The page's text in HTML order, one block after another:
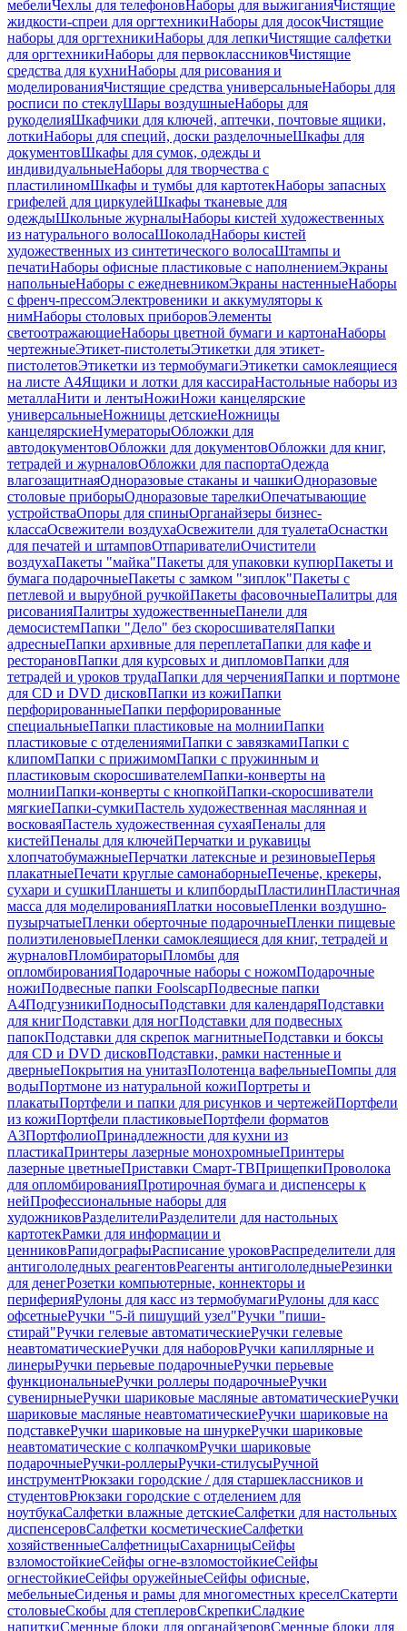
мебелиЧехлы для телефоновНаборы для выжиганияЧистящие
жидкости-спреи для оргтехникиНаборы для досокЧистящие
наборы для оргтехникиНаборы для лепкиЧистящие салфетки
для оргтехникиНаборы для первоклассниковЧистящие
средства для кухниНаборы для рисования и
моделированияЧистящие средства универсальныеНаборы для
росписи по стеклуШары воздушныеНаборы для
рукоделияШкафчики для ключей, аптечки, почтовые ящики,
лоткиНаборы для специй, доски разделочныеШкафы для
документовШкафы для сумок, одежды и
индивидуальныеНаборы для творчества с
пластилиномШкафы и тумбы для картотекНаборы запасных
грифелей для циркулейШкафы тканевые для
одеждыШкольные журналыНаборы кистей художественных
из натурального волосаШоколадНаборы кистей
художественных из синтетического волосаШтампы и
печатиНаборы офисные пластиковые с наполнениемЭкраны
напольныеНаборы с ежедневникомЭкраны настенныеНаборы
с френч-прессомЭлектровеники и аккумуляторы к
нимНаборы столовых приборовЭлементы
светоотражающиеНаборы цветной бумаги и картонаНаборы
чертежныеЭтикет-пистолетыЭтикетки для этикет-
пистолетовЭтикетки из термобумагиЭтикетки самоклеящиеся
на листе А4Ящики и лотки для кассираНастольные наборы из
металлаНити и лентыНожиНожи канцелярские
универсальныеНожницы детскиеНожницы
канцелярскиеНумераторыОбложки для
автодокументовОбложки для документовОбложки для книг,
тетрадей и журналовОбложки для паспортаОдежда
влагозащитнаяОдноразовые стаканы и чашкиОдноразовые
столовые приборыОдноразовые тарелкиОпечатывающие
устройстваОпоры для спиныОрганайзеры бизнес-
классаОсвежители воздухаОсвежители для туалетаОснастки
для печатей и штамповОтпаривателиОчистители
воздухаПакеты "майка"Пакеты для упаковки купюрПакеты и
бумага подарочныеПакеты с замком "зиплок"Пакеты с
петлевой и вырубной ручкойПакеты фасовочныеПалитры для
рисованияПалитры художественныеПанели для
демосистемПапки "Дело" без скоросшивателяПапки
адресныеПапки архивные для переплетаПапки для кафе и
ресторановПапки для курсовых и дипломовПапки для
тетрадей и уроков трудаПапки для черченияПапки и портмоне
для CD и DVD дисковПапки из кожиПапки
перфорированныеПапки перфорированные
специальныеПапки пластиковые на молнииПапки
пластиковые с отделениямиПапки с завязкамиПапки с
клипомПапки с прижимомПапки с пружинным и
пластиковым скоросшивателемПапки-конверты на
молнииПапки-конверты с кнопкойПапки-скоросшиватели
мягкиеПапки-сумкиПастель художественная маслянная и
восковаяПастель художественная сухаяПеналы для
кистейПеналы для ключейПерчатки и рукавицы
хлопчатобумажныеПерчатки латексные и резиновыеПерья
плакатныеПечати круглые самонаборныеПеченье, крекеры,
сухари и сушкиПланшеты и клипбордыПластилинПластичная
масса для моделированияПлатки носовыеПленки воздушно-
пузырчатыеПленки оберточные подарочныеПленки пищевые
полиэтиленовыеПленки самоклеящиеся для книг, тетрадей и
журналовПломбираторыПломбы для
опломбированияПодарочные наборы с ножомПодарочные
ножиПодвесные папки FoolscapПодвесные папки
А4ПодгузникиПодносыПодставки для календаряПодставки
для книгПодставки для ногПодставки для подвесных
папокПодставки для скрепок магнитныеПодставки и боксы
для CD и DVD дисковПодставки, рамки настенные и
дверныеПокрытия на унитазПолотенца вафельныеПомпы для
водыПортмоне из натуральной кожиПортреты и
плакатыПортфели и папки для рисунков и чертежейПортфели
из кожиПортфели пластиковыеПортфели форматов
А3ПортфолиоПринадлежности для кухни из
пластикаПринтеры лазерные монохромныеПринтеры
лазерные цветныеПриставки Смарт-ТВПрищепкиПроволока
для опломбированияПротирочная бумага и диспенсеры к
нейПрофессиональные наборы для
художниковРазделителиРазделители для настольных
картотекРамки для информации и
ценниковРапидографыРасписание уроковРаспределители для
антигололедных реагентовРеагенты антигололедныеРезинки
для денегРозетки компьютерные, коннекторы и
периферияРулоны для касс из термобумагиРулоны для касс
офсетныеРучки "5-й пишущий узел"Ручки "пиши-
стирай"Ручки гелевые автоматическиеРучки гелевые
неавтоматическиеРучки для наборовРучки капиллярные и
линерыРучки перьевые подарочныеРучки перьевые
функциональныеРучки роллеры подарочныеРучки
сувенирныеРучки шариковые масляные автоматическиеРучки
шариковые масляные неавтоматическиеРучки шариковые на
подставкеРучки шариковые на шнуркеРучки шариковые
неавтоматические с колпачкомРучки шариковые
подарочныеРучки-роллерыРучки-стилусыРучной
инструментРюкзаки городские / для старшеклассников и
студентовРюкзаки городские с отделением для
ноутбукаСалфетки влажные детскиеСалфетки для настольных
диспенсеровСалфетки косметическиеСалфетки
хозяйственныеСалфетницыСахарницыСейфы
взломостойкиеСейфы огне-взломостойкиеСейфы
огнестойкиеСейфы оружейныеСейфы офисные,
мебельныеСиденья и рамы для многоместных креселСкатерти
столовыеСкобы для степлеровСкрепкиСладкие
напиткиСменные блоки для органайзеровСменные блоки для